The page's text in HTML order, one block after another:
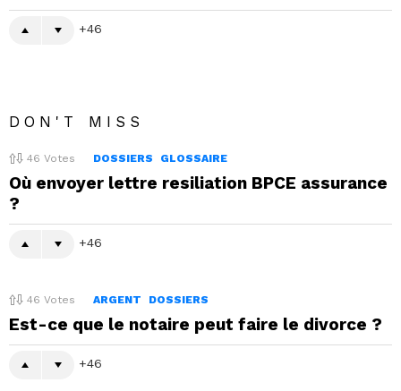
46
DON'T MISS
46 Votes DOSSIERS GLOSSAIRE
Où envoyer lettre resiliation BPCE assurance
?
46
46 Votes ARGENT DOSSIERS
Est-ce que le notaire peut faire le divorce ?
46